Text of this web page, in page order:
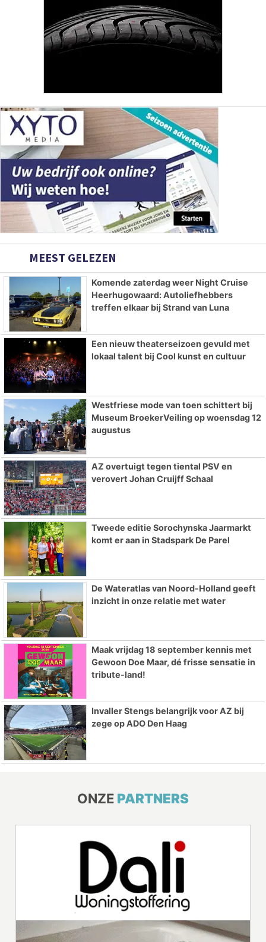
MEEST GELEZEN
Komende zaterdag weer Night Cruise
Heerhugowaard: Autoliefhebbers
treffen elkaar bij Strand van Luna
Een nieuw theaterseizoen gevuld met
lokaal talent bij Cool kunst en cultuur
Westfriese mode van toen schittert bij
Museum BroekerVeiling op woensdag 12
augustus
AZ overtuigt tegen tiental PSV en
verovert Johan Cruijff Schaal
Tweede editie Sorochynska Jaarmarkt
komt er aan in Stadspark De Parel
De Wateratlas van Noord-Holland geeft
inzicht in onze relatie met water
Maak vrijdag 18 september kennis met
Gewoon Doe Maar, dé frisse sensatie in
tribute-land!
Invaller Stengs belangrijk voor AZ bij
zege op ADO Den Haag
ONZE PARTNERS